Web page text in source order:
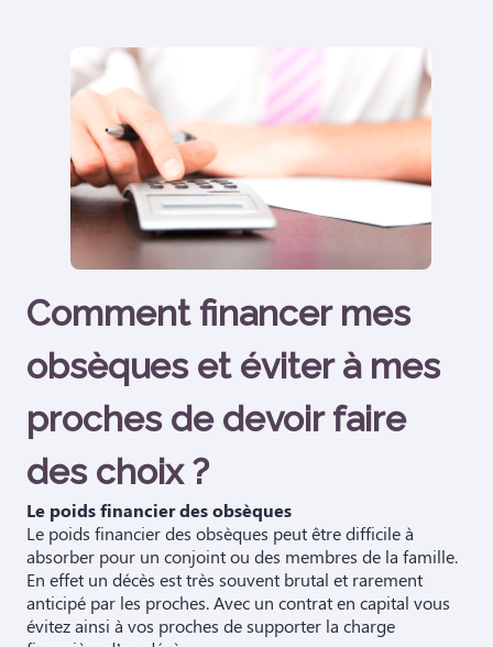
Comment financer mes
obsèques et éviter à mes
proches de devoir faire
des choix ?
Le poids financier des obsèques
Le poids financier des obsèques peut être difficile à
absorber pour un conjoint ou des membres de la famille.
En effet un décès est très souvent brutal et rarement
anticipé par les proches. Avec un contrat en capital vous
évitez ainsi à vos proches de supporter la charge